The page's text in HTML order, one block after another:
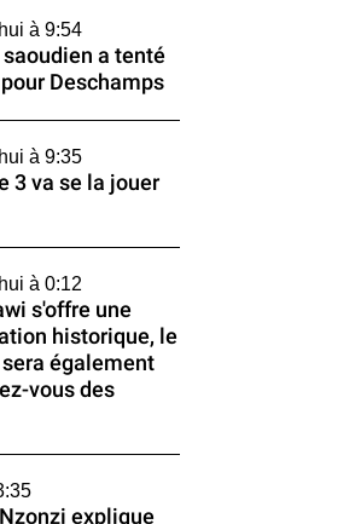
à 9:54
saoudien a tenté
pour Deschamps
à 9:35
3 va se la jouer
à 0:12
s'offre une
historique, le
également
vous des
explique